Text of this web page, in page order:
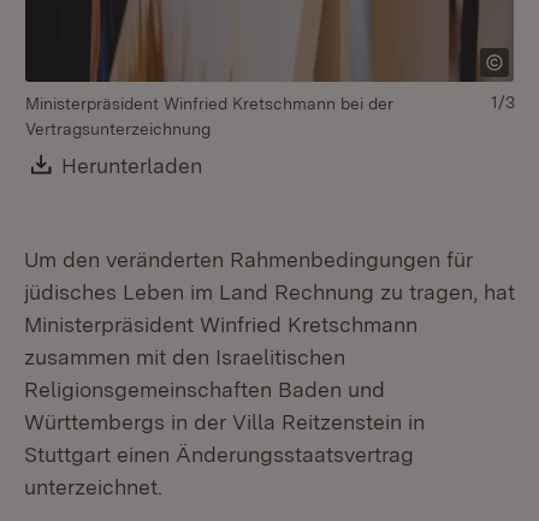
Ministerpräsident Winfried Kretschmann bei der
Vertragsunterzeichnung
Download:
Herunterladen
1/3
Um den veränderten Rahmenbedingungen für
jüdisches Leben im Land Rechnung zu tragen, hat
Ministerpräsident Winfried Kretschmann
zusammen mit den Israelitischen
Religionsgemeinschaften Baden und
Württembergs in der Villa Reitzenstein in
Stuttgart einen Änderungsstaatsvertrag
unterzeichnet.